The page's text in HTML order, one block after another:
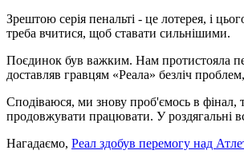
Зрештою серія пенальті - це лотерея, і
треба вчитися, щоб ставати сильнішими.
Поєдинок був важким. Нам протистояла
доставляв гравцям «Реала» безліч
Сподіваюся, ми знову проб'ємось в
продовжувати працювати. У роздягальні
Нагадаємо, Реал здобув перемогу над